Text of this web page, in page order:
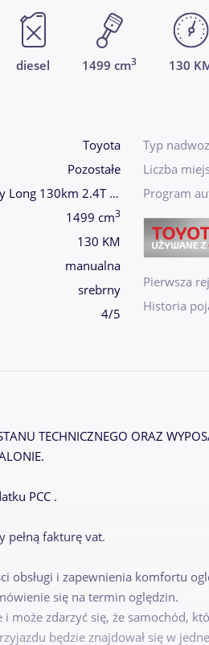
diesel 1499 cm3 130
Toyota
Pozostałe
Toyota Proace City Long 130km 2.4T + Czujniki parkowania
1499 cm3
130 KM
manualna
srebrny
4/5
Typ
Liczba
Program
Pierwsza
Historia
TECHNICZNEGO ORAZ
PCC .
pełną fakturę vat.
obsługi i zapewnienia komfortu
się na termin oględzin.
może zdarzyć się, że samochód,
będzie znajdował się w